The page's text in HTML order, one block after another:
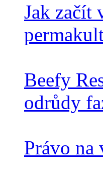
Jak začít
Beefy
odrůdy
Právo na